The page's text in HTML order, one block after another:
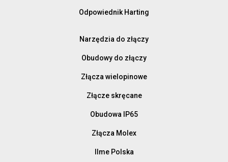
Odpowiednik Harting
Narzędzia do złączy
Obudowy do złączy
Złącza wielopinowe
Złącze skręcane
Obudowa IP65
Złącza Molex
Ilme Polska